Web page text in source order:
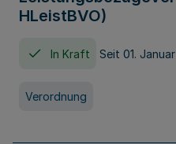
HLeistBVO)
In Kraft Seit 01.
Verordnung